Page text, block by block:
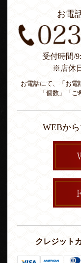
お電
受付時間/
※店休
お電話にて、「お電
「個数」「
WEBか
クレジット